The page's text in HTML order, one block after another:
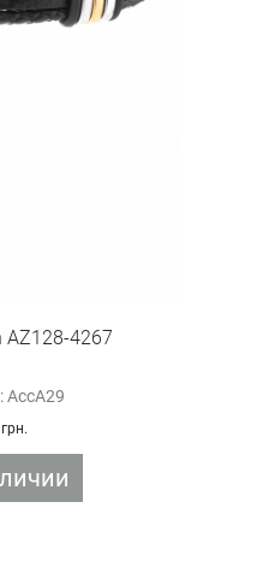
AZ128-4267
AccA29
грн.